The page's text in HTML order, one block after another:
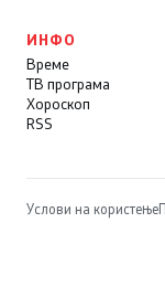
ИНФО
Време
ТВ програма
Хороскоп
RSS
Услови на користење